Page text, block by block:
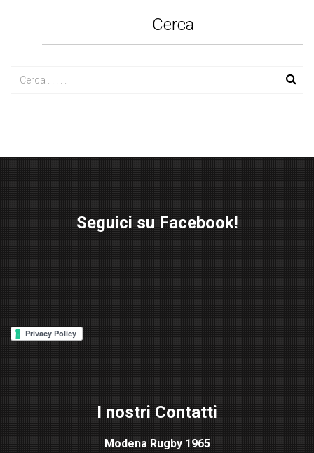
Cerca
Seguici su Facebook!
I nostri Contatti
Modena Rugby 1965